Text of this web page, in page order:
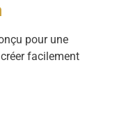
pour une
facilement